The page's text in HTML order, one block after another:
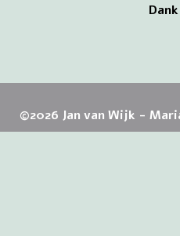
©2026 Jan van Wijk -